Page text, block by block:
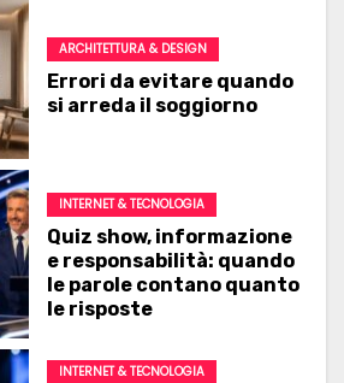
di supporto per l’orto: stabilità,
digitale nel settore del
ARCHITETTURA & DESIGN
Errori da evitare quando
si arreda il soggiorno
INTERNET & TECNOLOGIA
Quiz show, informazione
e responsabilità: quando
le parole contano quanto
le risposte
INTERNET & TECNOLOGIA